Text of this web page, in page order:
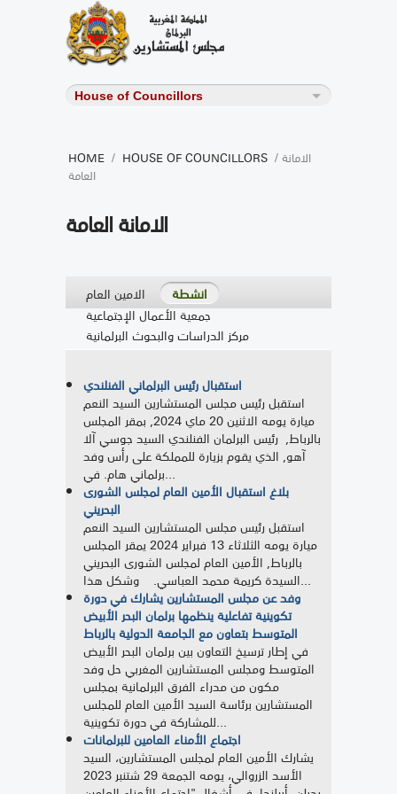
HOME / HOUSE OF COUNCILLORS / الامانة
العامة
الامانة العامة
الامين العام
انشطة
جمعية الأعمال الإجتماعية
مركز الدراسات والبحوث البرلمانية
استقبال رئيس البرلماني الفنلندي
استقبل رئيس مجلس المستشارين السيد النعم
ميارة يومه الاثنين 20 ماي 2024, بمقر المجلس
بالرباط, رئيس البرلمان الفنلندي السيد جوسي آلا
آهو, الذي يقوم بزيارة للمملكة على رأس وفد
برلماني هام. في...
بلاغ استقبال الأمين العام لمجلس الشورى
البحريني
استقبل رئيس مجلس المستشارين السيد النعم
ميارة يومه الثلاثاء 13 فبراير 2024 يمقر المجلس
بالرباط, الأمين العام لمجلس الشورى البحريني
السيدة كريمة محمد العباسي. وشكل هذا...
وفد عن مجلس المستشارين يشارك في دورة
تكوينية تفاعلية ينظمها برلمان البحر الأبيض
المتوسط بتعاون مع الجامعة الدولية بالرباط
في إطار ترسيخ التعاون بين برلمان البحر الأبيض
المتوسط ومجلس المستشارين المغربي حل وفد
مكون من مدراء الفرق البرلمانية بمجلس
المستشارين برئاسة السيد الأمين العام للمجلس
للمشاركة في دورة تكوينية...
اجتماع الأمناء العامين للبرلمانات
يشارك الأمين العام لمجلس المستشارين، السيد
الأسد الزروالي، يومه الجمعة 29 شتنبر 2023